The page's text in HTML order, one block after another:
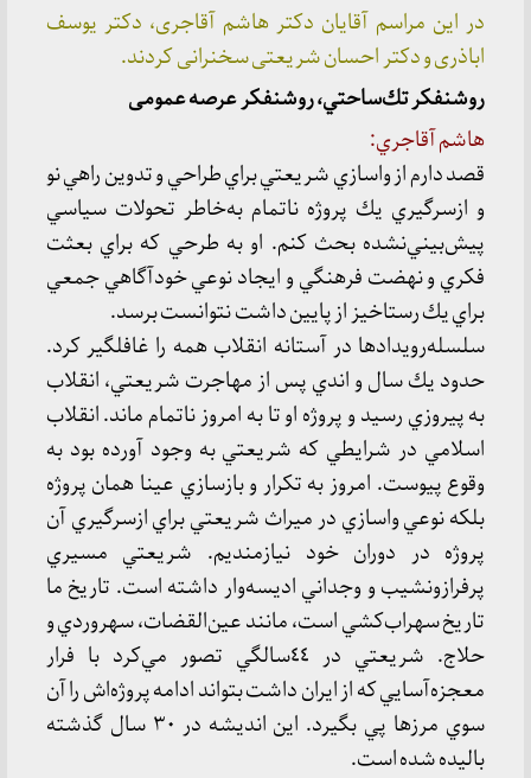
در این مراسم آقایان دکتر هاشم آقاجری، دکتر یوسف
اباذری و دکتر احسان شریعتی سخنرانی کردند.
روشنفكر تك‌ساحتي، روشنفكر عرصه عمومی
هاشم آقاجري:
قصد دارم از واسازي شريعتي براي طراحي و تدوين راهي نو
و ازسرگيري يك پروژه ناتمام به‌خاطر تحولات سياسي
پيش‌بيني‌نشده بحث كنم. او به طرحي كه براي بعثت
فكري و نهضت فرهنگي و ايجاد نوعي خودآگاهي جمعي
براي يك رستاخيز از پايين داشت نتوانست برسد.
سلسله‌رويدادها در آستانه انقلاب همه را غافلگير كرد.
حدود يك ‌سال و اندي پس از مهاجرت شريعتي، انقلاب
به پيروزي رسيد و پروژه او تا به امروز ناتمام ماند. انقلاب
اسلامي در شرايطي كه شريعتي به وجود آورده بود به
وقوع پیوست. امروز به تكرار و بازسازي عينا همان پروژه
بلكه نوعي واسازي در ميراث شريعتي براي ازسرگيري آن
پروژه در دوران خود نيازمندیم. شريعتي مسيري
پرفرازونشيب و وجداني اديسه‌وار داشته است. تاريخ ما
تاريخ سهراب‌كشي است، مانند عين‌القضات، سهروردي و
حلاج. شريعتي در ٤٤سالگي تصور مي‌كرد با فرار
معجزه‌آسايي كه از ايران داشت بتواند ادامه پروژه‌اش را آن
سوي مرزها پي بگيرد. اين انديشه در ٣٠ سال گذشته
باليده شده است.